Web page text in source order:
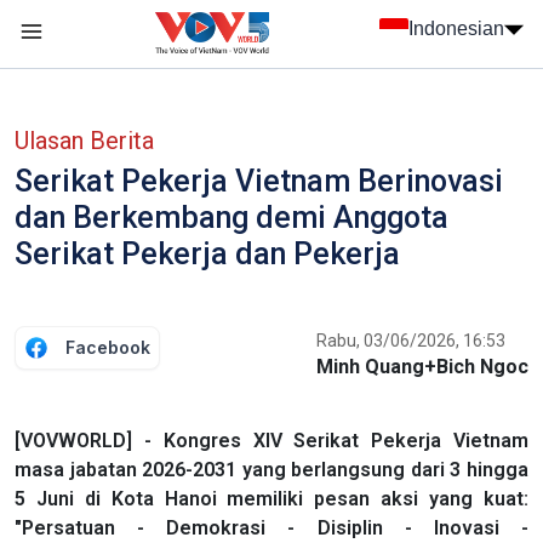
Indonesian
Ulasan Berita
Serikat Pekerja Vietnam Berinovasi
dan Berkembang demi Anggota
Serikat Pekerja dan Pekerja
Facebook Rabu, 03/06/2026, 16:53
Minh Quang+Bich Ngoc
[VOVWORLD] - Kongres XIV Serikat Pekerja Vietnam
masa jabatan 2026-2031 yang berlangsung dari 3 hingga
5 Juni di Kota Hanoi memiliki pesan aksi yang kuat:
"Persatuan - Demokrasi - Disiplin - Inovasi -